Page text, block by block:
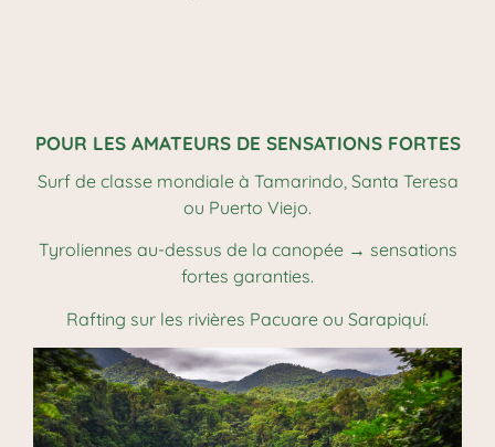
POUR LES AMATEURS DE SENSATIONS FORTES
Surf de classe mondiale à Tamarindo, Santa Teresa
ou Puerto Viejo.
Tyroliennes au-dessus de la canopée → sensations
fortes garanties.
Rafting sur les rivières Pacuare ou Sarapiquí.